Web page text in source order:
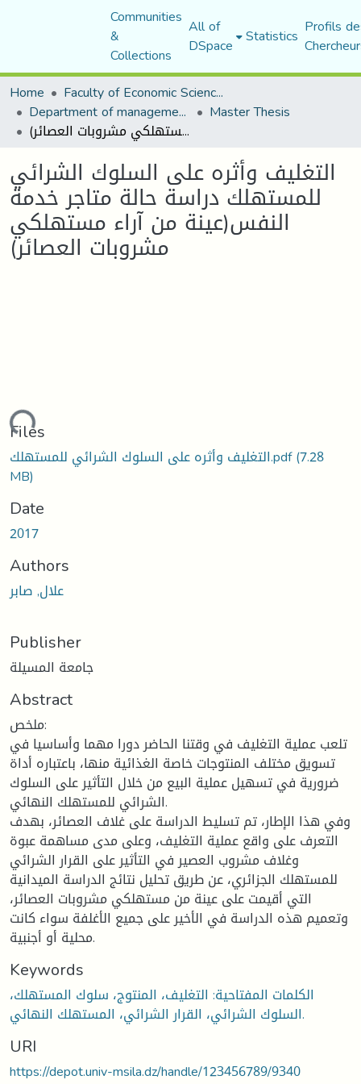
Communities
&
Collections
All of
DSpace Statistics Profils
Home
Faculty of Economic Sciences, Commerce and Management Sciences
Department of management sciences Master Thesis
التغليف وأثره على السلوك الشرائي للمستهلك دراسة حالة متاجر خدمة النفس(عينة من آراء مستهلكي مشروبات العصائر)
التغليف وأثره على السلوك الشرائي
للمستهلك دراسة حالة متاجر خدمة
النفس(عينة من آراء مستهلكي
مشروبات العصائر)
Files
التغليف وأثره على السلوك الشرائي للمستهلك.pdf(7.28
MB)
Date
2017
Authors
علال, صابر
Publisher
جامعة المسيلة
Abstract
ملخص:
تلعب عملية التغليف في وقتنا الحاضر دورا مهما وأساسيا في
تسويق مختلف المنتوجات خاصة الغذائية منها، باعتباره أداة
ضرورية في تسهيل عملية البيع من خلال التأثير على السلوك
الشرائي للمستهلك النهائي.
وفي هذا الإطار، تم تسليط الدراسة على غلاف العصائر، بهدف
التعرف على واقع عملية التغليف، وعلى مدى مساهمة عبوة
وغلاف مشروب العصير في التأثير على القرار الشرائي
للمستهلك الجزائري، عن طريق تحليل نتائج الدراسة الميدانية
التي أقيمت على عينة من مستهلكي مشروبات العصائر،
وتعميم هذه الدراسة في الأخير على جميع الأغلفة سواء كانت
محلية أو أجنبية.
Keywords
الكلمات المفتاحية: التغليف، المنتوج، سلوك المستهلك،
السلوك الشرائي، القرار الشرائي، المستهلك النهائي.
URI
https://depot.univ-msila.dz/handle/123456789/9340